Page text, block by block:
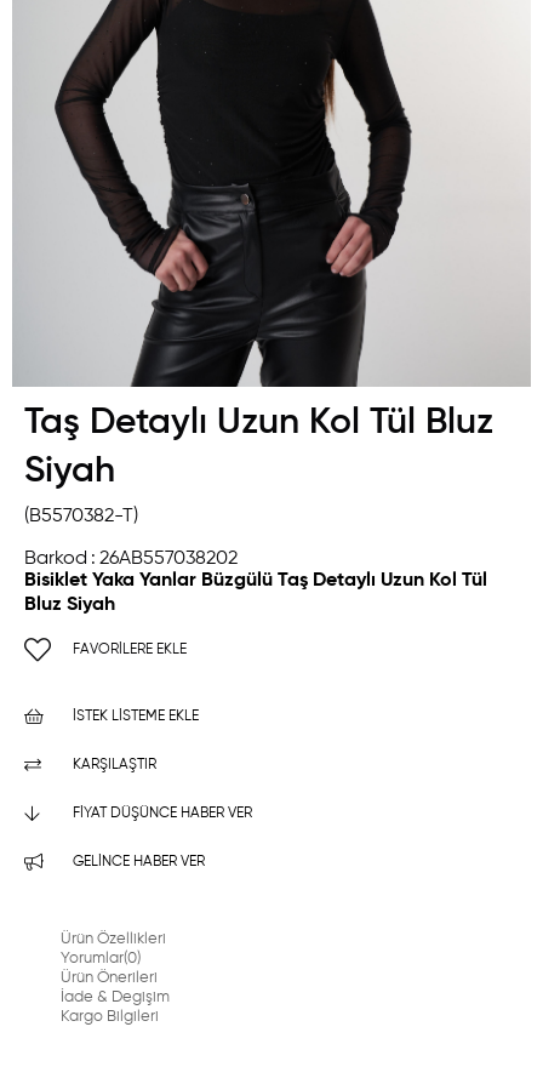
Taş Detaylı Uzun Kol Tül Bluz
Siyah
(B5570382-T)
Barkod : 26AB557038202
Bisiklet Yaka Yanlar Büzgülü Taş Detaylı Uzun Kol Tül
Bluz Siyah
FAVORILERE EKLE
İSTEK LISTEME EKLE
KARŞILAŞTIR
FIYAT DÜŞÜNCE HABER VER
GELINCE HABER VER
Ürün Özellikleri
Yorumlar(0)
Ürün Önerileri
İade & Degişim
Kargo Bilgileri